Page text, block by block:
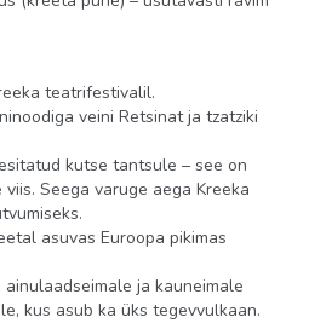
teatrifestivalil.
veini Retsinat ja tzatziki
kutse tantsule – see on
Seega varuge aega Kreeka
asuvas Euroopa pikimas
ja kauneimale
kus asub ka üks tegevvulkaan.